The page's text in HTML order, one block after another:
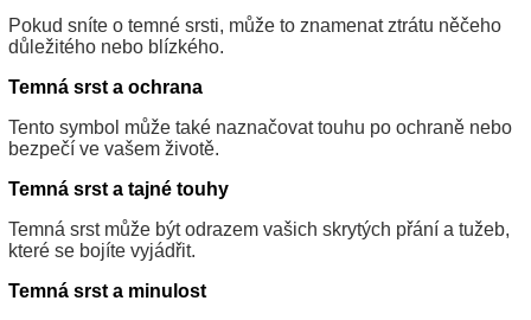
Pokud sníte o temné srsti, může to znamenat ztrátu něčeho
důležitého nebo blízkého.
Temná srst a ochrana
Tento symbol může také naznačovat touhu po ochraně nebo
bezpečí ve vašem životě.
Temná srst a tajné touhy
Temná srst může být odrazem vašich skrytých přání a tužeb,
které se bojíte vyjádřit.
Temná srst a minulost